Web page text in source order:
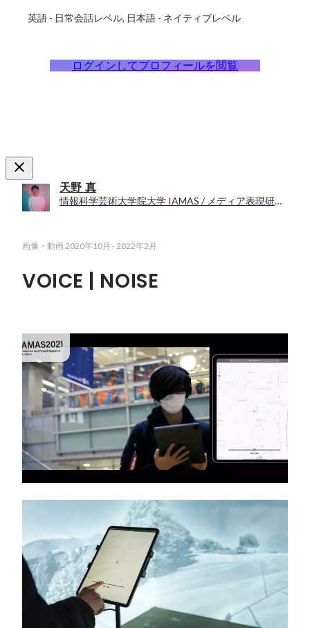
英語 - 日常会話レベル 日本語 - ネイティブレベル
ログインしてプロフィールを閲覧
天野 真
情報科学芸術大学院大学 IAMAS / メディア表現研究科
画像・動画2020年10月 -2022年2月
VOICE | NOISE